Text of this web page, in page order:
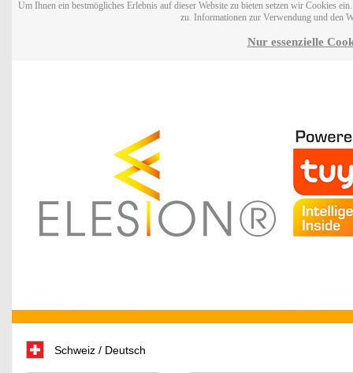
Um Ihnen ein bestmögliches Erlebnis auf dieser Website zu bieten setzen wir Cookies
zu. Informationen zur Verwendung und den
Nur essenzielle
Schweiz / Deutsch